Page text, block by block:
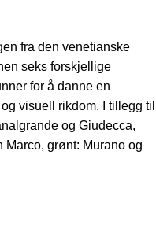
fra den venetianske
seks forskjellige
for å danne en
visuell rikdom. I tillegg til
og Giudecca,
grønt: Murano og